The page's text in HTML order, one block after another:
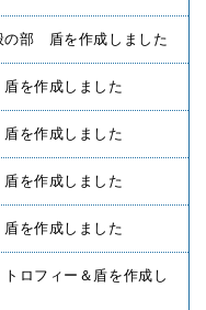
部 盾を作成しました
を作成しました
を作成しました
を作成しました
を作成しました
フィー＆盾を作成し